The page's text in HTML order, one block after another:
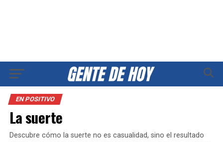
EN POSITIVO
La suerte
Descubre cómo la suerte no es casualidad, sino el resultado